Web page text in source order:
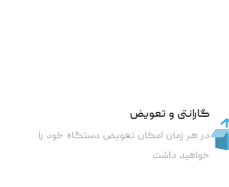
گارانتی و تعویض
در هر زمان امکان تعویض دستگاه خود را
خواهید داشت